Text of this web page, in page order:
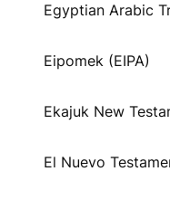
Egyptian Arabic
Eipomek (EIPA)
Ekajuk New
El Nuevo